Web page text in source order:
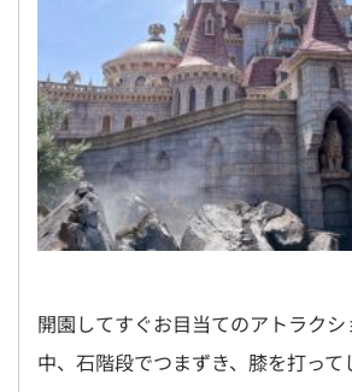
開園してすぐお目当てのアトラク
中、石階段でつまずき、膝を打って